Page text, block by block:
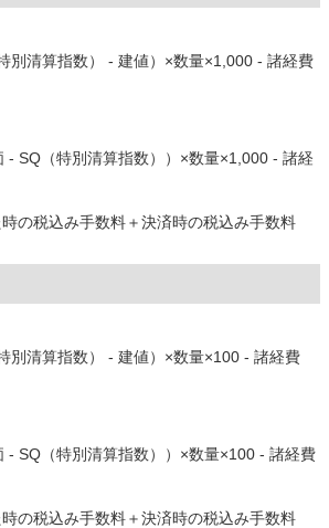
別清算指数） - 建値）×数量×1,000 - 諸経費
- SQ（特別清算指数））×数量×1,000 - 諸経
の税込み手数料＋決済時の税込み手数料
別清算指数） - 建値）×数量×100 - 諸経費
- SQ（特別清算指数））×数量×100 - 諸経費
の税込み手数料＋決済時の税込み手数料